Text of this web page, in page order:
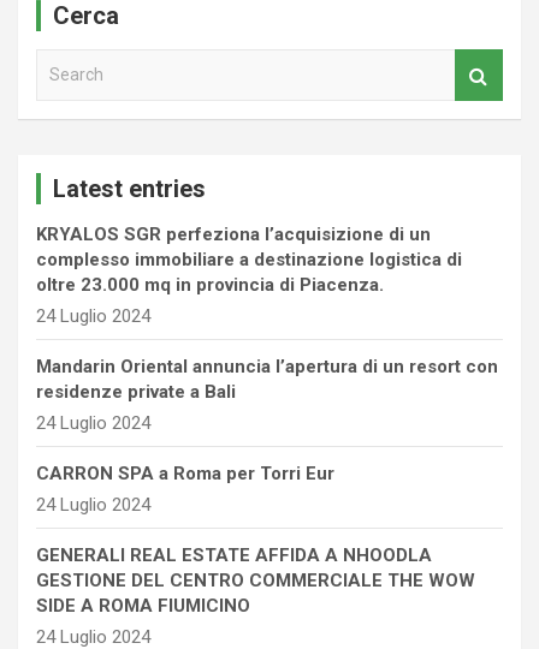
Cerca
Latest entries
KRYALOS SGR perfeziona l’acquisizione di un
complesso immobiliare a destinazione logistica di
oltre 23.000 mq in provincia di Piacenza.
24 Luglio 2024
Mandarin Oriental annuncia l’apertura di un resort con
residenze private a Bali
24 Luglio 2024
CARRON SPA a Roma per Torri Eur
24 Luglio 2024
GENERALI REAL ESTATE AFFIDA A NHOODLA
GESTIONE DEL CENTRO COMMERCIALE THE WOW
SIDE A ROMA FIUMICINO
24 Luglio 2024